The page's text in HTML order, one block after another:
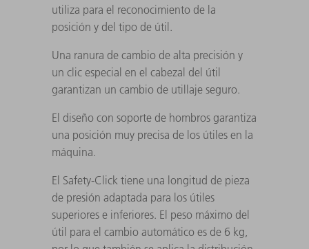
utiliza para el reconocimiento de la
posición y del tipo de útil.
Una ranura de cambio de alta precisión y
un clic especial en el cabezal del útil
garantizan un cambio de utillaje seguro.
El diseño con soporte de hombros garantiza
una posición muy precisa de los útiles en la
máquina.
El Safety-Click tiene una longitud de pieza
de presión adaptada para los útiles
superiores e inferiores. El peso máximo del
útil para el cambio automático es de 6 kg,